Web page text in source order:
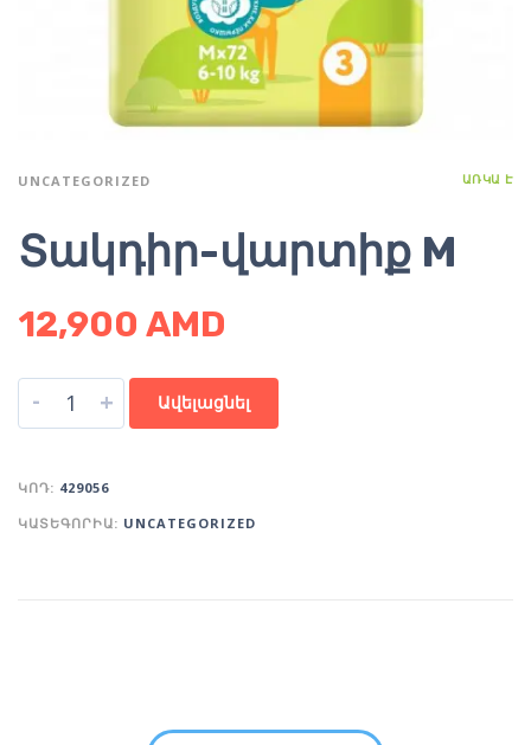
UNCATEGORIZED ԱՌԿԱ Է
Տակդիր-վարտիք M
12,900 AMD
- + Ավելացնել
ԿՈԴ: 429056
ԿԱՏԵԳՈՐԻԱ: UNCATEGORIZED